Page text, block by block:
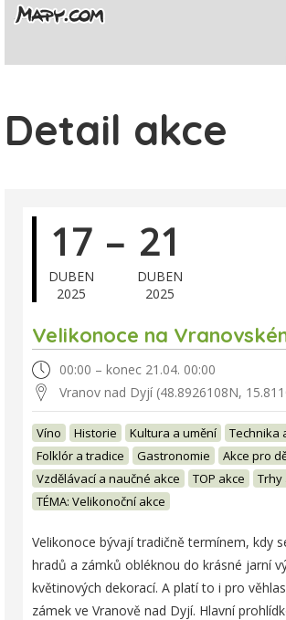
Detail akce
17
DUBEN
2025
– 21
DUBEN
2025
Velikonoce na
00:00 – konec 21.04. 00:00
Vranov nad Dyjí (48.8926108N,
Víno Historie Kultura a umění
Technika
Folklór a tradice
Gastronomie Akce pro
Vzdělávací a naučné akce
TOP akce
Trhy
TÉMA: Velikonoční akce
Velikonoce bývají tradičně termínem, kdy
hradů a zámků obléknou do krásné jarní
květinových dekorací. A platí to i pro
zámek ve Vranově nad Dyjí. Hlavní